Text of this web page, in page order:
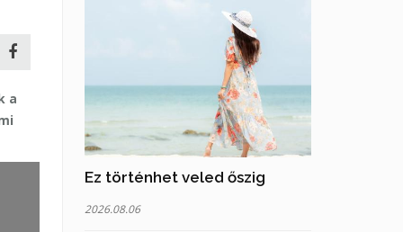
a
Ez történhet veled őszig
2026.08.06